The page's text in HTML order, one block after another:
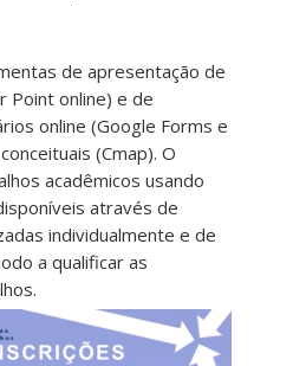
de apresentação de
Point online) e de
online (Google Forms e
(Cmap). O
acadêmicos usando
através de
individualmente e de
a qualificar as